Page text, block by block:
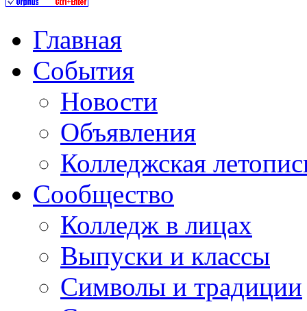
Главная
События
Новости
Объявления
Колледжская
Сообщество
Колледж в лицах
Выпуски и классы
Символы и традиции